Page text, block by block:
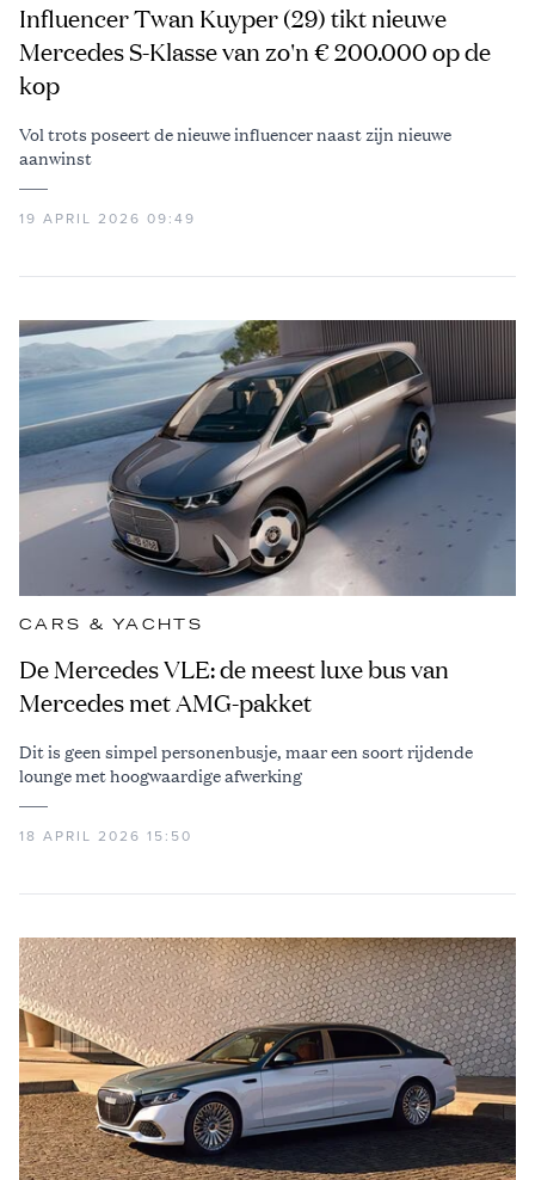
Influencer Twan Kuyper (29) tikt nieuwe
Mercedes S-Klasse van zo'n € 200.000 op de
kop
Vol trots poseert de nieuwe influencer naast zijn nieuwe
aanwinst
19 APRIL 2026 09:49
CARS & YACHTS
De Mercedes VLE: de meest luxe bus van
Mercedes met AMG-pakket
Dit is geen simpel personenbusje, maar een soort rijdende
lounge met hoogwaardige afwerking
18 APRIL 2026 15:50